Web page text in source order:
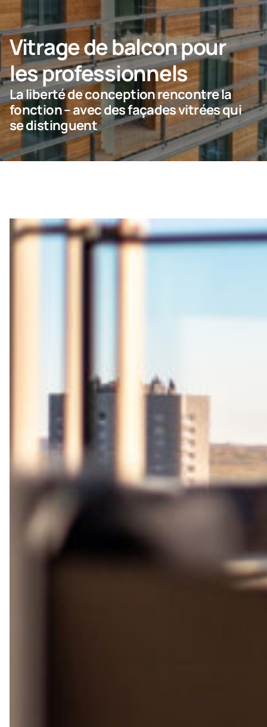
Particulier
Entreprise
NOUS CONTACTER
Vitrage de balcon pour
les professionnels
La liberté de conception rencontre la
fonction – avec des façades vitrées qui
se distinguent